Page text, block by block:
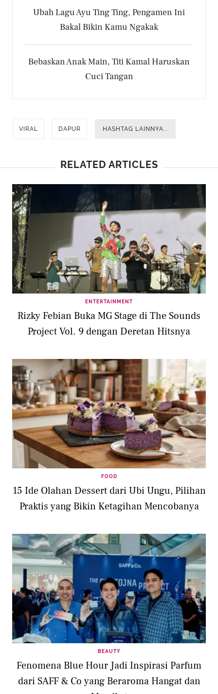
Ubah Lagu Ayu Ting Ting, Pengamen Ini
Bakal Bikin Kamu Ngakak
Bebaskan Anak Main, Titi Kamal Haruskan
Cuci Tangan
VIRAL DAPUR HASHTAG LAINNYA...
RELATED ARTICLES
ENTERTAINMENT
Rizky Febian Buka MG Stage di The Sounds
Project Vol. 9 dengan Deretan Hitsnya
FOOD
15 Ide Olahan Dessert dari Ubi Ungu, Pilihan
Praktis yang Bikin Ketagihan Mencobanya
BEAUTY
Fenomena Blue Hour Jadi Inspirasi Parfum
dari SAFF & Co yang Beraroma Hangat dan